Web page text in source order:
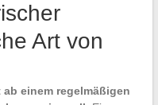
Art von
einem regelmäßigen